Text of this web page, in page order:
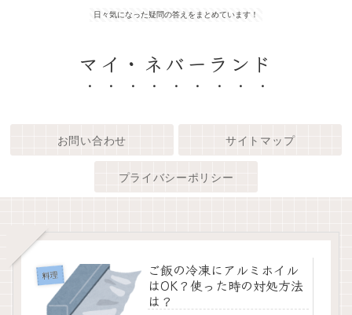
日々気になった疑問の答えをまとめています！
マイ・ネバーランド
お問い合わせ サイトマップ
プライバシーポリシー
料理
ご飯の冷凍にアルミホイル
はOK？使った時の対処方法
は？